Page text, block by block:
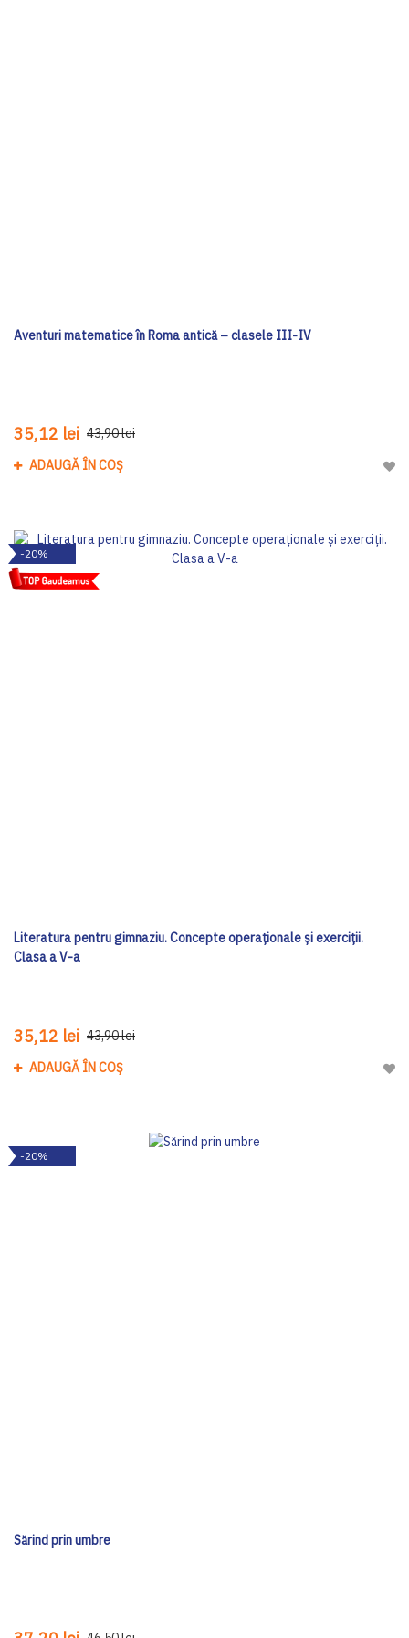
Aventuri matematice în Roma antică – clasele III-IV
35,12 lei 43,90 lei
ADAUGĂ ÎN COȘ
-20%
Literatura pentru gimnaziu. Concepte operaționale și exerciții.
Clasa a V-a
35,12 lei 43,90 lei
ADAUGĂ ÎN COȘ
-20%
Sărind prin umbre